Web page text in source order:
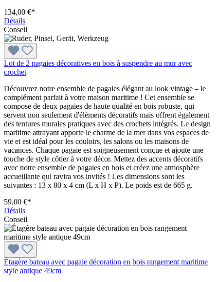
134,00 €*
Détails
Conseil
Lot de 2 pagaies décoratives en bois à suspendre au mur avec
crochet
Découvrez notre ensemble de pagaies élégant au look vintage – le
complément parfait à votre maison maritime ! Cet ensemble se
compose de deux pagaies de haute qualité en bois robuste, qui
servent non seulement d'éléments décoratifs mais offrent également
des tentures murales pratiques avec des crochets intégrés. Le design
maritime attrayant apporte le charme de la mer dans vos espaces de
vie et est idéal pour les couloirs, les salons ou les maisons de
vacances. Chaque pagaie est soigneusement conçue et ajoute une
touche de style côtier à votre décor. Mettez des accents décoratifs
avec notre ensemble de pagaies en bois et créez une atmosphère
accueillante qui ravira vos invités ! Les dimensions sont les
suivantes : 13 x 80 x 4 cm (L x H x P). Le poids est de 665 g.
59,00 €*
Détails
Conseil
Étagère bateau avec pagaie décoration en bois rangement maritime
style antique 49cm